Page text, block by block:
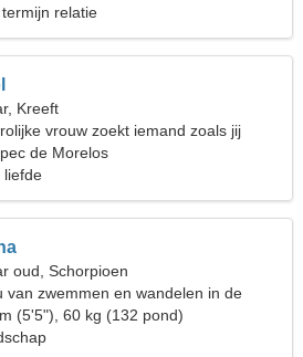
relatie
Kreeft
vrouw zoekt iemand zoals jij
de Morelos
liefde
oud, Schorpioen
van zwemmen en wandelen in de
(5'5"), 60 kg (132 pond)